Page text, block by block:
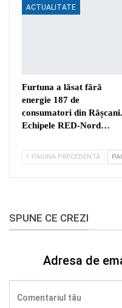
ACTUALITATE
Furtuna a lăsat fără
energie 187 de
consumatori din Râșcani.
Echipele RED-Nord…
PAGINA PRECEDENTĂ
SPUNE CE CREZI
Adresa de